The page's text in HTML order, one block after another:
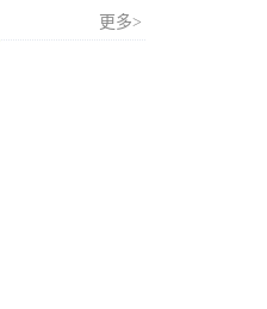
更多>